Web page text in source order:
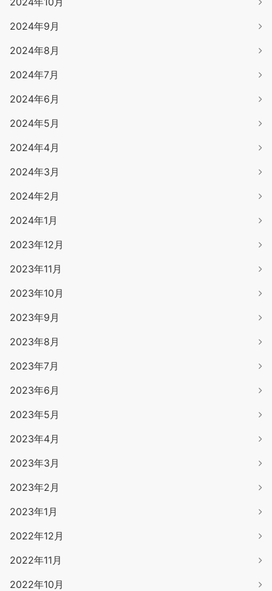
2024年9月
2024年8月
2024年7月
2024年6月
2024年5月
2024年4月
2024年3月
2024年2月
2024年1月
2023年12月
2023年11月
2023年10月
2023年9月
2023年8月
2023年7月
2023年6月
2023年5月
2023年4月
2023年3月
2023年2月
2023年1月
2022年12月
2022年11月
2022年10月